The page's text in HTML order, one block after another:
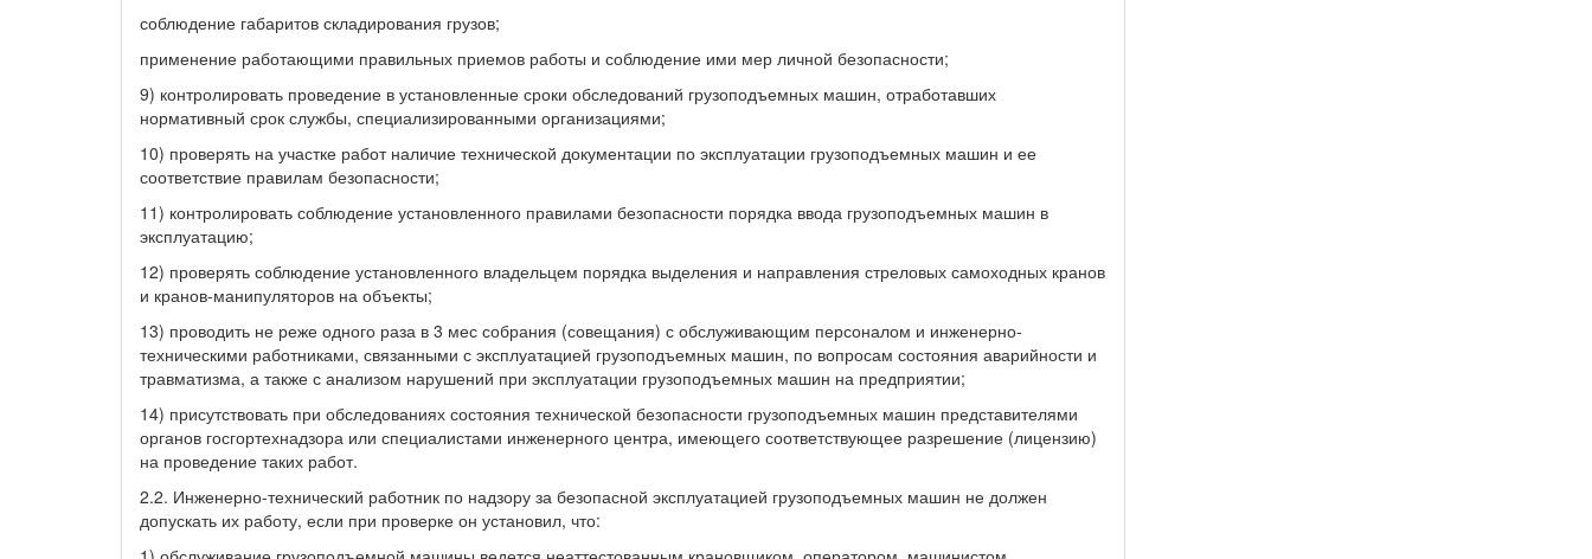
соблюдение габаритов складирования грузов;
применение работающими правильных приемов работы и соблюдение ими мер личной безопасности;
9) контролировать проведение в установленные сроки обследований грузоподъемных машин, отработавших
нормативный срок службы, специализированными организациями;
10) проверять на участке работ наличие технической документации по эксплуатации грузоподъемных машин и ее
соответствие правилам безопасности;
11) контролировать соблюдение установленного правилами безопасности порядка ввода грузоподъемных машин в
эксплуатацию;
12) проверять соблюдение установленного владельцем порядка выделения и направления стреловых самоходных кранов
и кранов-манипуляторов на объекты;
13) проводить не реже одного раза в 3 мес собрания (совещания) с обслуживающим персоналом и инженерно-
техническими работниками, связанными с эксплуатацией грузоподъемных машин, по вопросам состояния аварийности и
травматизма, а также с анализом нарушений при эксплуатации грузоподъемных машин на предприятии;
14) присутствовать при обследованиях состояния технической безопасности грузоподъемных машин представителями
органов госгортехнадзора или специалистами инженерного центра, имеющего соответствующее разрешение (лицензию)
на проведение таких работ.
2.2. Инженерно-технический работник по надзору за безопасной эксплуатацией грузоподъемных машин не должен
допускать их работу, если при проверке он установил, что: